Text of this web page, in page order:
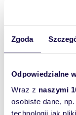
Zgoda
Odpowiedzialne
Wraz z naszymi
osobiste dane,
technologii jak